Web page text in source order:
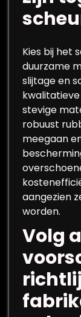
Kies bij het
duurzame
slijtage en
stevige
robuust
meegaan
aangezien
worden.
Volg